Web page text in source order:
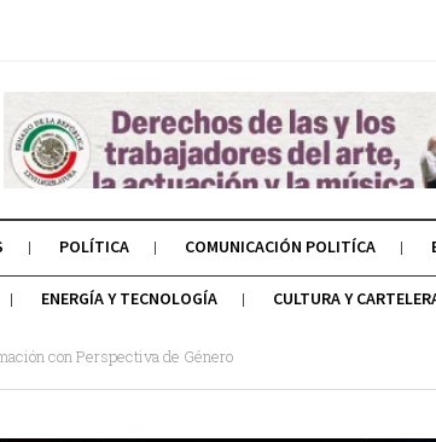
POLÍTICA COMUNICACIÓN POLITÍCA
ENERGÍA Y TECNOLOGÍA CULTURA Y
con Perspectiva de Género